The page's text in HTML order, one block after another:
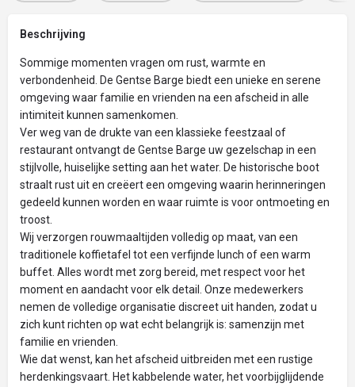
Beschrijving
Sommige momenten vragen om rust, warmte en
verbondenheid. De Gentse Barge biedt een unieke en serene
omgeving waar familie en vrienden na een afscheid in alle
intimiteit kunnen samenkomen.
Ver weg van de drukte van een klassieke feestzaal of
restaurant ontvangt de Gentse Barge uw gezelschap in een
stijlvolle, huiselijke setting aan het water. De historische boot
straalt rust uit en creëert een omgeving waarin herinneringen
gedeeld kunnen worden en waar ruimte is voor ontmoeting en
troost.
Wij verzorgen rouwmaaltijden volledig op maat, van een
traditionele koffietafel tot een verfijnde lunch of een warm
buffet. Alles wordt met zorg bereid, met respect voor het
moment en aandacht voor elk detail. Onze medewerkers
nemen de volledige organisatie discreet uit handen, zodat u
zich kunt richten op wat echt belangrijk is: samenzijn met
familie en vrienden.
Wie dat wenst, kan het afscheid uitbreiden met een rustige
herdenkingsvaart. Het kabbelende water, het voorbijglijdende